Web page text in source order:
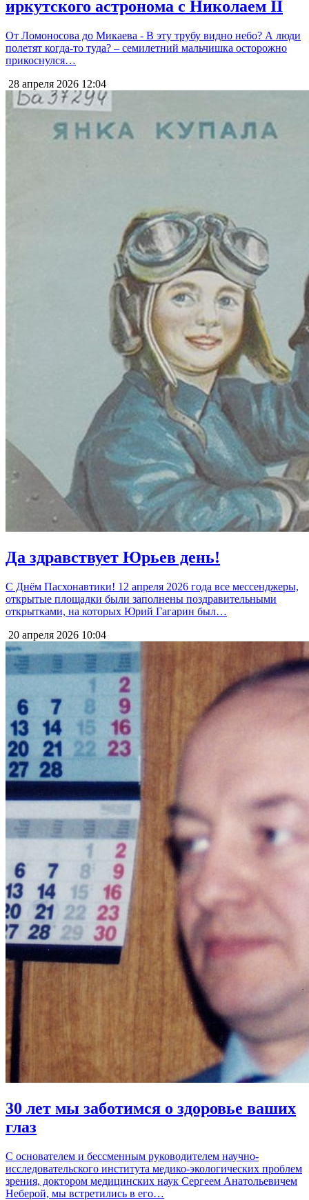
иркутского астронома с Николаем II
От Ломоносова до Микаева - В эту трубу видно небо? А люди
полетят когда-то туда? – семилетний мальчишка осторожно
прикоснулся…
28 апреля 2026 12:04
Да здравствует Юрьев день!
С Днём Пасхонавтики! 12 апреля 2026 года все мессенджеры,
открытые площадки были заполнены поздравительными
открытками, на которых Юрий Гагарин был…
20 апреля 2026 10:04
30 лет мы заботимся о здоровье ваших
глаз
С основателем и бессменным руководителем научно-
исследовательского института медико-экологических проблем
зрения, доктором медицинских наук Сергеем Анатольевичем
Неберой, мы встретились в его…